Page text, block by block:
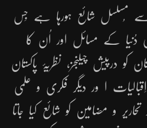
میگزین اپریل 2000 سے مُسلسل شائع ہورہا ہے جِس
دُنیا کے مسائل اور اُن کا
کو درپیش چیلنجز، نظریۂ پاکستان
ا ور دیگر فکری و علمی
و مضامین کو شائع کیا جاتا